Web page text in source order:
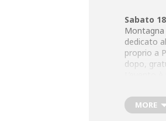
Sabato
Montagna
dedicato
proprio a
dopo,
MORE